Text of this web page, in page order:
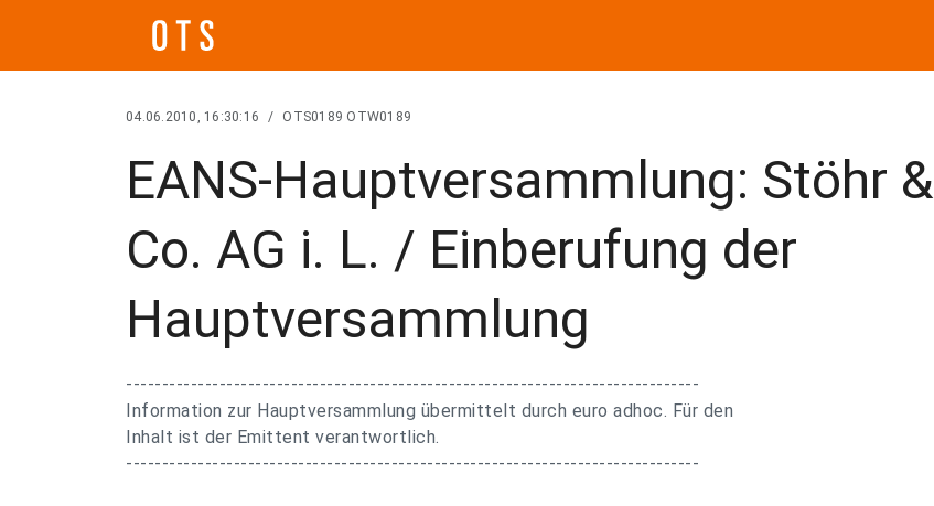
04.06.2010, 16:30:16 / OTS0189 OTW0189
EANS-Hauptversammlung: Stöhr &
Co. AG i. L. / Einberufung der
Hauptversammlung
--------------------------------------------------------------------------------
Information zur Hauptversammlung übermittelt durch euro adhoc. Für den
Inhalt ist der Emittent verantwortlich.
--------------------------------------------------------------------------------